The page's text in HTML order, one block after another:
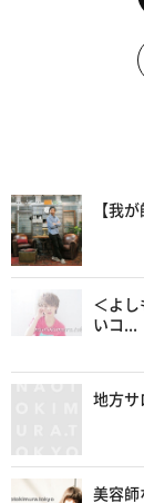
【我
＜よ
いコ...
地方サ
美容師